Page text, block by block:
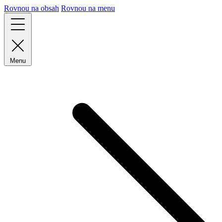
Rovnou na obsah Rovnou na menu
Menu